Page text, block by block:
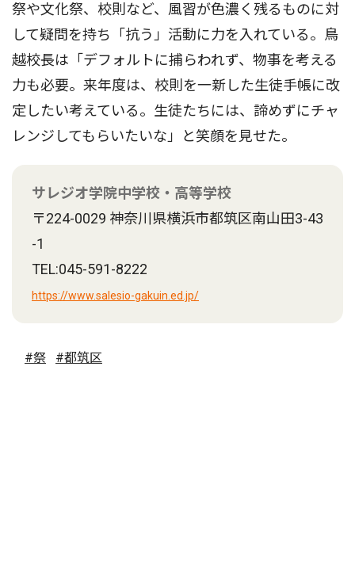
祭や文化祭、校則など、風習が色濃く残るものに対
して疑問を持ち「抗う」活動に力を入れている。鳥
越校長は「デフォルトに捕らわれず、物事を考える
力も必要。来年度は、校則を一新した生徒手帳に改
定したい考えている。生徒たちには、諦めずにチャ
レンジしてもらいたいな」と笑顔を見せた。
サレジオ学院中学校・高等学校
〒224-0029 神奈川県横浜市都筑区南山田3-43
-1
TEL:045-591-8222
https://www.salesio-gakuin.ed.jp/
#祭 #都筑区